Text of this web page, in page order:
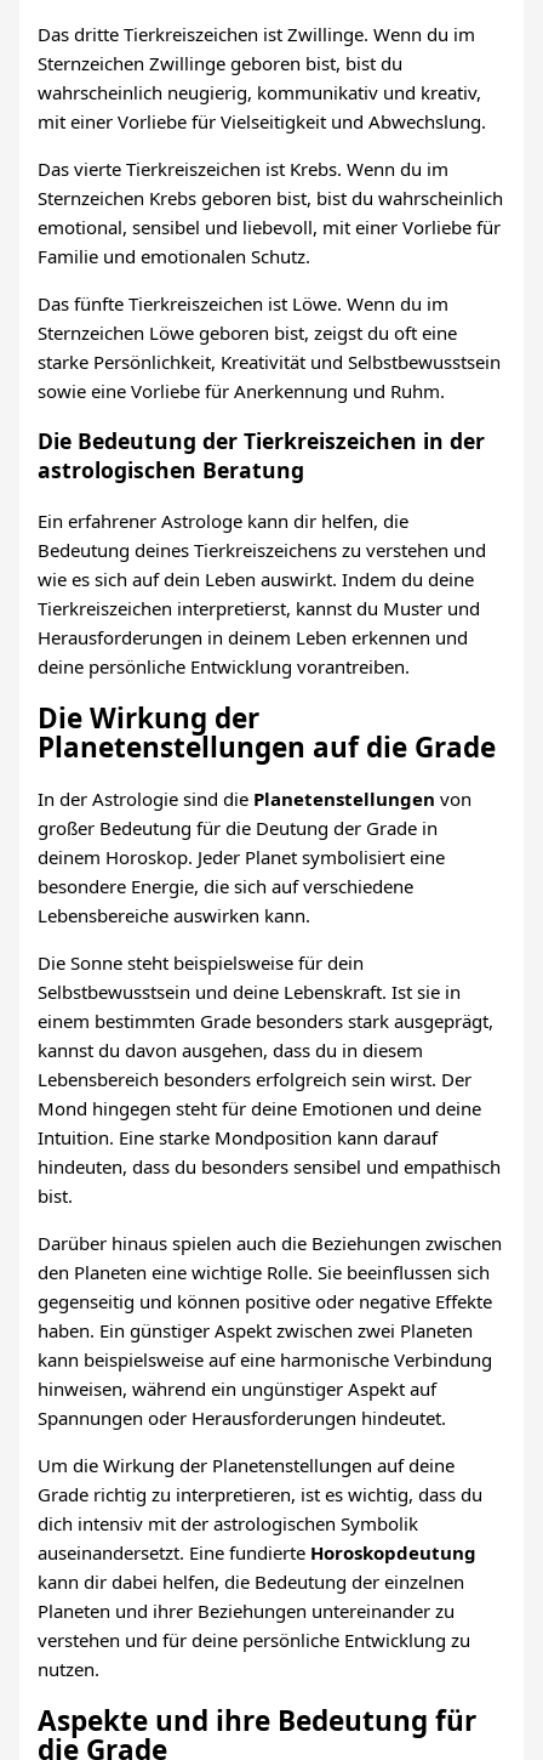
Das dritte Tierkreiszeichen ist Zwillinge. Wenn du im
Sternzeichen Zwillinge geboren bist, bist du
wahrscheinlich neugierig, kommunikativ und kreativ,
mit einer Vorliebe für Vielseitigkeit und Abwechslung.
Das vierte Tierkreiszeichen ist Krebs. Wenn du im
Sternzeichen Krebs geboren bist, bist du wahrscheinlich
emotional, sensibel und liebevoll, mit einer Vorliebe für
Familie und emotionalen Schutz.
Das fünfte Tierkreiszeichen ist Löwe. Wenn du im
Sternzeichen Löwe geboren bist, zeigst du oft eine
starke Persönlichkeit, Kreativität und Selbstbewusstsein
sowie eine Vorliebe für Anerkennung und Ruhm.
Die Bedeutung der Tierkreiszeichen in der
astrologischen Beratung
Ein erfahrener Astrologe kann dir helfen, die
Bedeutung deines Tierkreiszeichens zu verstehen und
wie es sich auf dein Leben auswirkt. Indem du deine
Tierkreiszeichen interpretierst, kannst du Muster und
Herausforderungen in deinem Leben erkennen und
deine persönliche Entwicklung vorantreiben.
Die Wirkung der
Planetenstellungen auf die Grade
In der Astrologie sind die Planetenstellungen von
großer Bedeutung für die Deutung der Grade in
deinem Horoskop. Jeder Planet symbolisiert eine
besondere Energie, die sich auf verschiedene
Lebensbereiche auswirken kann.
Die Sonne steht beispielsweise für dein
Selbstbewusstsein und deine Lebenskraft. Ist sie in
einem bestimmten Grade besonders stark ausgeprägt,
kannst du davon ausgehen, dass du in diesem
Lebensbereich besonders erfolgreich sein wirst. Der
Mond hingegen steht für deine Emotionen und deine
Intuition. Eine starke Mondposition kann darauf
hindeuten, dass du besonders sensibel und empathisch
bist.
Darüber hinaus spielen auch die Beziehungen zwischen
den Planeten eine wichtige Rolle. Sie beeinflussen sich
gegenseitig und können positive oder negative Effekte
haben. Ein günstiger Aspekt zwischen zwei Planeten
kann beispielsweise auf eine harmonische Verbindung
hinweisen, während ein ungünstiger Aspekt auf
Spannungen oder Herausforderungen hindeutet.
Um die Wirkung der Planetenstellungen auf deine
Grade richtig zu interpretieren, ist es wichtig, dass du
dich intensiv mit der astrologischen Symbolik
auseinandersetzt. Eine fundierte Horoskopdeutung
kann dir dabei helfen, die Bedeutung der einzelnen
Planeten und ihrer Beziehungen untereinander zu
verstehen und für deine persönliche Entwicklung zu
nutzen.
Aspekte und ihre Bedeutung für
die Grade